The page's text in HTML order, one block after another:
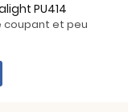
PU414
coupant et peu